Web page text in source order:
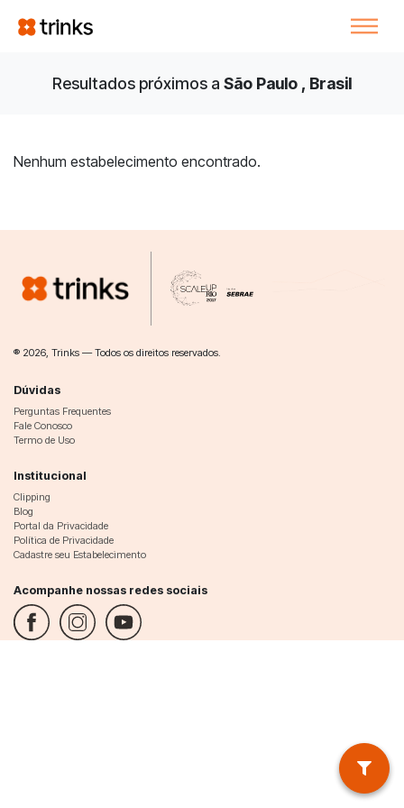
Resultados próximos a São Paulo , Brasil
Nenhum estabelecimento encontrado.
® 2026, Trinks — Todos os direitos reservados.
Dúvidas
Perguntas Frequentes
Fale Conosco
Termo de Uso
Institucional
Clipping
Blog
Portal da Privacidade
Política de Privacidade
Cadastre seu Estabelecimento
Acompanhe nossas redes sociais